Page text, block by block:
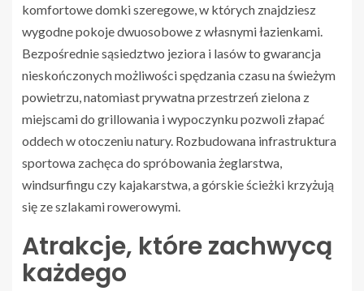
komfortowe domki szeregowe, w których znajdziesz
wygodne pokoje dwuosobowe z własnymi łazienkami.
Bezpośrednie sąsiedztwo jeziora i lasów to gwarancja
nieskończonych możliwości spędzania czasu na świeżym
powietrzu, natomiast prywatna przestrzeń zielona z
miejscami do grillowania i wypoczynku pozwoli złapać
oddech w otoczeniu natury. Rozbudowana infrastruktura
sportowa zachęca do spróbowania żeglarstwa,
windsurfingu czy kajakarstwa, a górskie ścieżki krzyżują
się ze szlakami rowerowymi.
Atrakcje, które zachwycą
każdego